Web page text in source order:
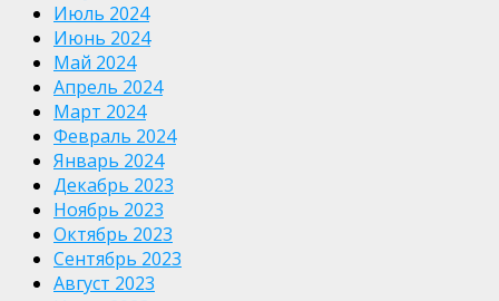
Июль 2024
Июнь 2024
Май 2024
Апрель 2024
Март 2024
Февраль 2024
Январь 2024
Декабрь 2023
Ноябрь 2023
Октябрь 2023
Сентябрь 2023
Август 2023